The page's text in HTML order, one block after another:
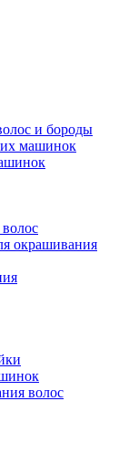
и бороды
машинок
окрашивания
волос